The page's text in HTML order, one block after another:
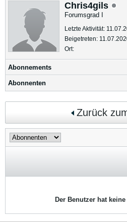
Chris4gils
Forumsgrad I
Letzte Aktivität:
Beigetreten:
Ort:
Abonnements
Abonnenten
Zurück
Der Benutzer hat